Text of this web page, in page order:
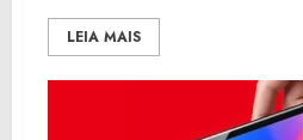
LEIA MAIS